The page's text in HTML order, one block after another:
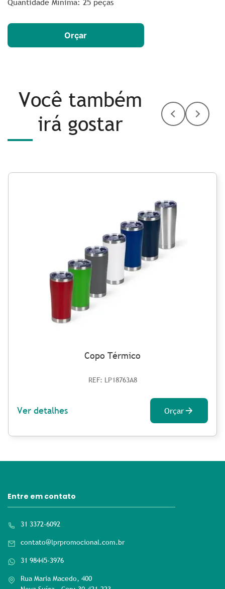
Orçar
Você também
irá gostar
Copo Térmico
REF: LP18763A8
Ver detalhes Orçar
Entre em contato
31 3372-6092
contato@lprpromocional.com.br
31 98445-3976
Rua Maria Macedo, 400